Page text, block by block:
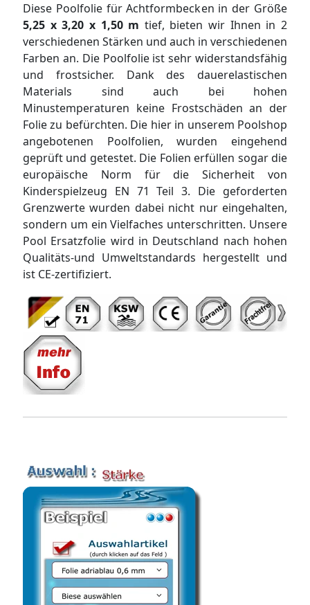
Diese Poolfolie für Achtformbecken in der Größe
5,25 x 3,20 x 1,50 m tief, bieten wir Ihnen in 2
verschiedenen Stärken und auch in verschiedenen
Farben an. Die Poolfolie ist sehr widerstandsfähig
und frostsicher. Dank des dauerelastischen
Materials sind auch bei hohen
Minustemperaturen keine Frostschäden an der
Folie zu befürchten. Die hier in unserem Poolshop
angebotenen Poolfolien, wurden eingehend
geprüft und getestet. Die Folien erfüllen sogar die
europäische Norm für die Sicherheit von
Kinderspielzeug EN 71 Teil 3. Die geforderten
Grenzwerte wurden dabei nicht nur eingehalten,
sondern um ein Vielfaches unterschritten. Unsere
Pool Ersatzfolie wird in Deutschland nach hohen
Qualitäts-und Umweltstandards hergestellt und
ist CE-zertifiziert.